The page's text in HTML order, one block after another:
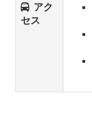
アク
セス